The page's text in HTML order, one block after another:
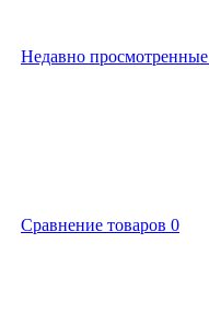
Недавно просмотренные
Сравнение товаров 0